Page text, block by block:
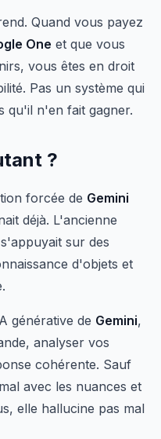
Quand vous payez
One et que vous
vous êtes en droit
Pas un système qui
qu'il n'en fait gagner.
?
forcée de Gemini
déjà. L'ancienne
s'appuyait sur des
d'objets et
générative de Gemini,
analyser vos
cohérente. Sauf
avec les nuances et
elle hallucine pas mal